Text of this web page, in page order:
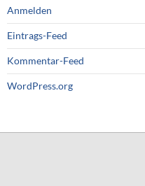
Anmelden
Eintrags-Feed
Kommentar-Feed
WordPress.org